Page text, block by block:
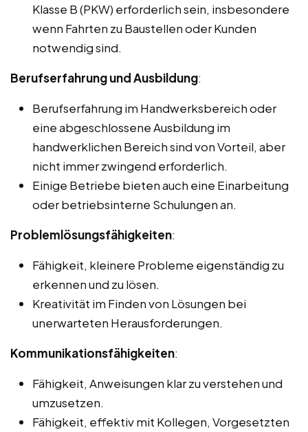
Klasse B (PKW) erforderlich sein, insbesondere
wenn Fahrten zu Baustellen oder Kunden
notwendig sind.
Berufserfahrung und Ausbildung:
Berufserfahrung im Handwerksbereich oder
eine abgeschlossene Ausbildung im
handwerklichen Bereich sind von Vorteil, aber
nicht immer zwingend erforderlich.
Einige Betriebe bieten auch eine Einarbeitung
oder betriebsinterne Schulungen an.
Problemlösungsfähigkeiten:
Fähigkeit, kleinere Probleme eigenständig zu
erkennen und zu lösen.
Kreativität im Finden von Lösungen bei
unerwarteten Herausforderungen.
Kommunikationsfähigkeiten:
Fähigkeit, Anweisungen klar zu verstehen und
umzusetzen.
Fähigkeit, effektiv mit Kollegen, Vorgesetzten